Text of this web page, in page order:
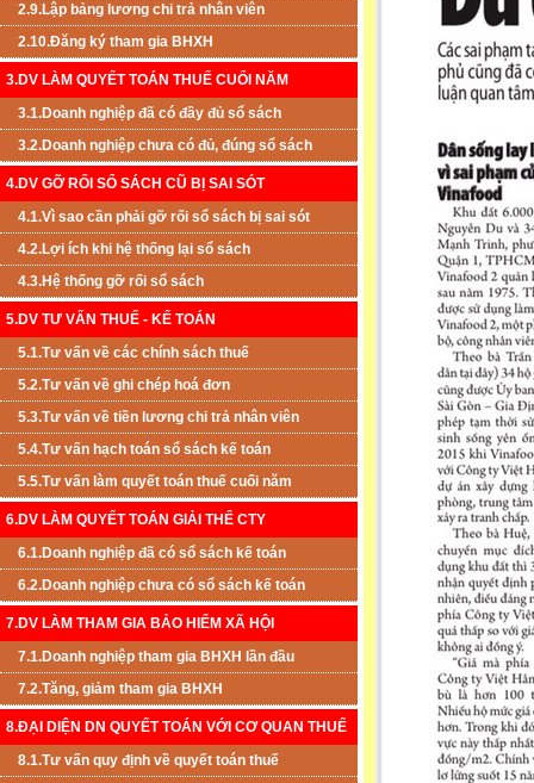
2.9.Lập bảng lương chi trả nhân viên
2.10.Đăng ký tham gia BHXH
3.DV LÀM QUYẾT TOÁN THUẾ CUỐI NĂM
3.1.Doanh nghiệp đã có đầy đủ sổ sách
3.2.Doanh nghiệp chưa có đủ, đúng sổ sách
4.DV GỠ RỐI SỔ SÁCH CŨ BỊ SAI SÓT
4.1.Vì sao cần phải gỡ rối sổ sách bị sai sót
4.2.Lợi ích khi hệ thống lại sổ sách
4.3.Hệ thống gỡ rối sổ sách
5.DV TƯ VẤN THUẾ - KẾ TOÁN
5.1.Tư vấn về các chính sách thuế
5.2.Tư vấn về ghi chép hoá đơn
5.3.Tư vấn về tiền lương chi trả nhân viên
5.4.Tư vấn hạch toán sổ sách kế toán
5.5.Tư vấn làm quyết toán thuế cuối năm
6.DV LÀM QUYẾT TOÁN GIẢI THỂ CTY
6.1.Doanh nghiệp đã có sổ sách kế toán
6.2.Doanh nghiệp chưa có sổ sách kế toán
7.DV LÀM THAM GIA BẢO HIỂM XÃ HỘI
7.1.Doanh nghiệp tham gia BHXH lần đầu
7.2.Tăng, giảm tham gia BHXH
8.ĐẠI DIỆN DN QUYẾT TOÁN VỚI CƠ QUAN THUẾ
8.1.Tư vấn quy định về quyết toán thuế